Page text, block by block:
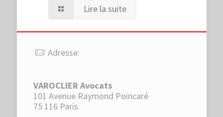
Lire la suite
Adresse:
VAROCLIER Avocats
101 Avenue Raymond Poincaré
75 116 Paris